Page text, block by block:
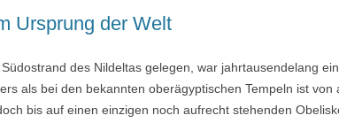
Ursprung der Welt
des Nildeltas gelegen, war jahrtausendelang
als bei den bekannten oberägyptischen Tempeln ist von
bis auf einen einzigen noch aufrecht stehenden